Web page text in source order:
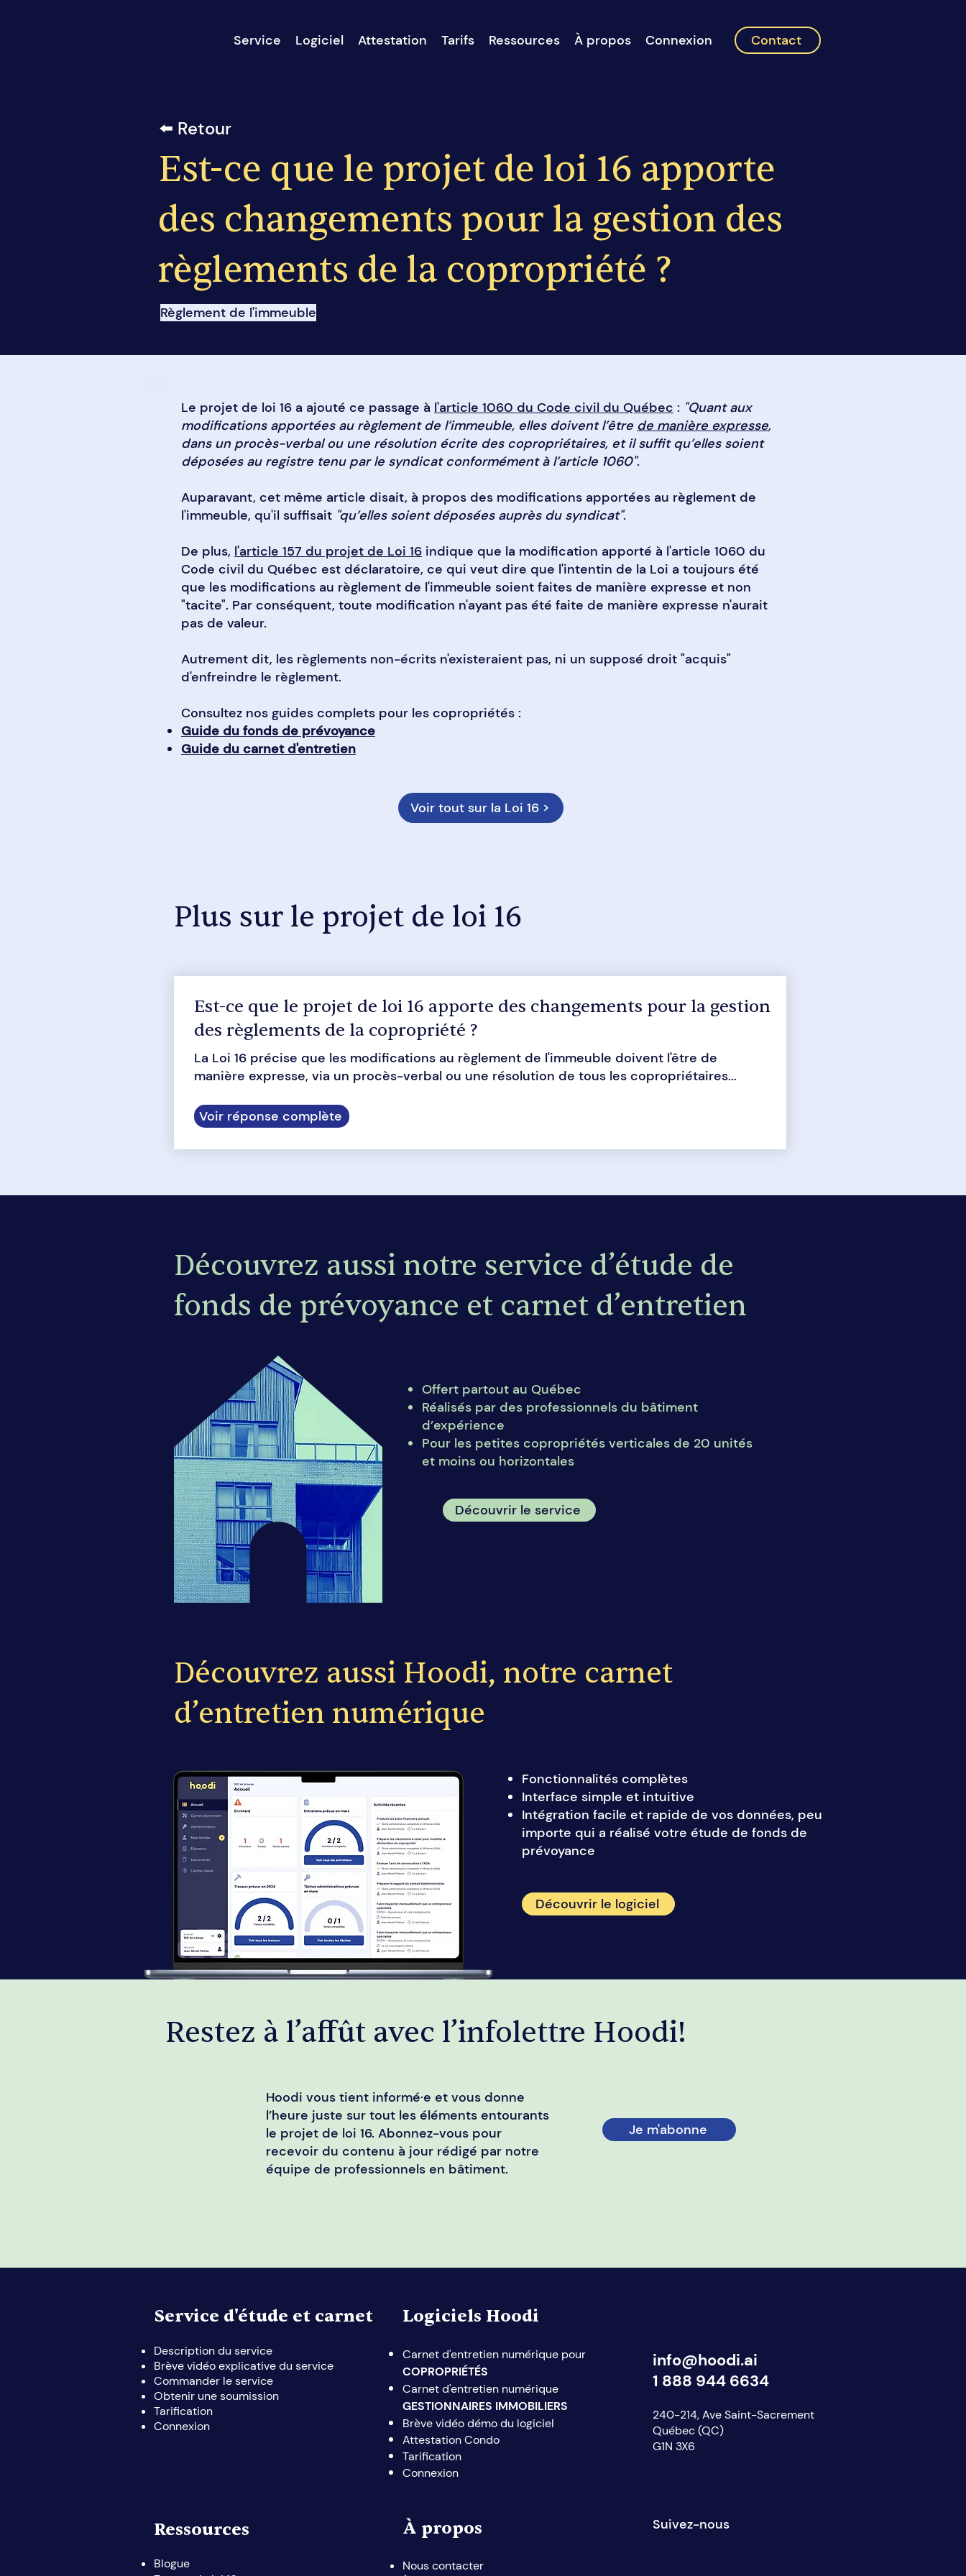
Service Logiciel Attestation Tarifs Ressources À propos Connexion Contact
⬅️ Retour
Est-ce que le projet de loi 16 apporte
des changements pour la gestion des
règlements de la copropriété ?
Règlement de l'immeuble
Voir tout sur la Loi 16 >
Le projet de loi 16 a ajouté ce passage à l'article 1060 du Code civil du Québec : "Quant aux
modifications apportées au règlement de l’immeuble, elles doivent l’être de manière expresse,
dans un procès-verbal ou une résolution écrite des copropriétaires, et il suffit qu’elles soient
déposées au registre tenu par le syndicat conformément à l’article 1060".
Auparavant, cet même article disait, à propos des modifications apportées au règlement de
l'immeuble, qu'il suffisait "qu’elles soient déposées auprès du syndicat".
De plus, l'article 157 du projet de Loi 16 indique que la modification apporté à l'article 1060 du
Code civil du Québec est déclaratoire, ce qui veut dire que l'intentin de la Loi a toujours été
que les modifications au règlement de l'immeuble soient faites de manière expresse et non
"tacite". Par conséquent, toute modification n'ayant pas été faite de manière expresse n'aurait
pas de valeur.
Autrement dit, les règlements non-écrits n'existeraient pas, ni un supposé droit "acquis"
d'enfreindre le règlement.
Consultez nos guides complets pour les copropriétés :
Guide du fonds de prévoyance
Guide du carnet d'entretien
Plus sur le projet de loi 16
Est-ce que le projet de loi 16 apporte des changements pour la gestion
des règlements de la copropriété ?
La Loi 16 précise que les modifications au règlement de l'immeuble doivent l'être de
manière expresse, via un procès-verbal ou une résolution de tous les copropriétaires...
Voir réponse complète
Découvrez aussi notre service d’étude de
fonds de prévoyance et carnet d’entretien
Offert partout au Québec
Réalisés par des professionnels du bâtiment
d’expérience
Pour les petites copropriétés verticales de 20 unités
et moins ou horizontales
Découvrir le service
Découvrez aussi Hoodi, notre carnet
d’entretien numérique
Fonctionnalités complètes
Interface simple et intuitive
Intégration facile et rapide de vos données, peu
importe qui a réalisé votre étude de fonds de
prévoyance
Découvrir le logiciel
Restez à l’affût avec l’infolettre Hoodi!
Je m'abonne
Hoodi vous tient informé·e et vous donne
l’heure juste sur tout les éléments entourants
le projet de loi 16. Abonnez-vous pour
recevoir du contenu à jour rédigé par notre
équipe de professionnels en bâtiment.
Service d'étude et carnet
Description du service
Brève vidéo explicative du service
Commander le service
Obtenir une soumission
Tarification
Connexion
Logiciels Hoodi
Carnet d'entretien numérique pour
COPROPRIÉTÉS
Carnet d'entretien numérique
GESTIONNAIRES IMMOBILIERS
Brève vidéo démo du logiciel
Attestation Condo
Tarification
Connexion
info@hoodi.ai
1 888 944 6634
240-214, Ave Saint-Sacrement
Québec (QC)
G1N 3X6
Ressources
Blogue
À propos
Nous contacter
Suivez-nous